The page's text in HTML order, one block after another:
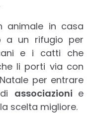
animale in casa
a un rifugio per
e i catti che
li porti via con
per entrare
associazioni e
scelta migliore.